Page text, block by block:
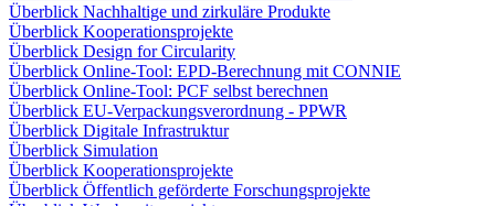
Überblick Nachhaltige und zirkuläre Produkte
Überblick Kooperationsprojekte
Überblick Design for Circularity
Überblick Online-Tool: EPD-Berechnung mit CONNIE
Überblick Online-Tool: PCF selbst berechnen
Überblick EU-Verpackungsverordnung - PPWR
Überblick Digitale Infrastruktur
Überblick Simulation
Überblick Kooperationsprojekte
Überblick Öffentlich geförderte Forschungsprojekte